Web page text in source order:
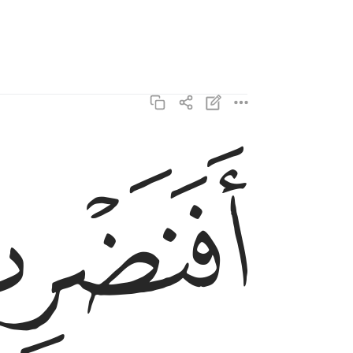
افنضرب عنكم الذكر صفحا ان كنتم قوما
أَفَنَضْرِبُ عَنكُمُ ٱلذِّكْرَ صَفْحًا أَن كُنتُمْ قَوْمًۭا